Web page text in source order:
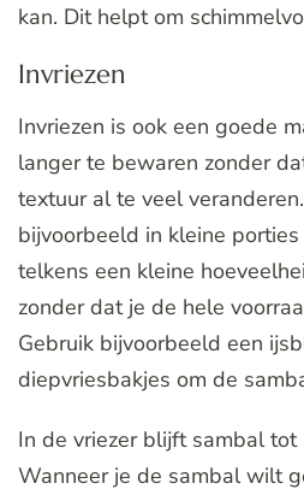
kan. Dit helpt om
Invriezen
Invriezen is ook een goede
langer te bewaren zonder
textuur al te veel
bijvoorbeeld in kleine porties
telkens een kleine
zonder dat je de hele
Gebruik bijvoorbeeld een
diepvriesbakjes om de
In de vriezer blijft sambal tot
Wanneer je de sambal wilt